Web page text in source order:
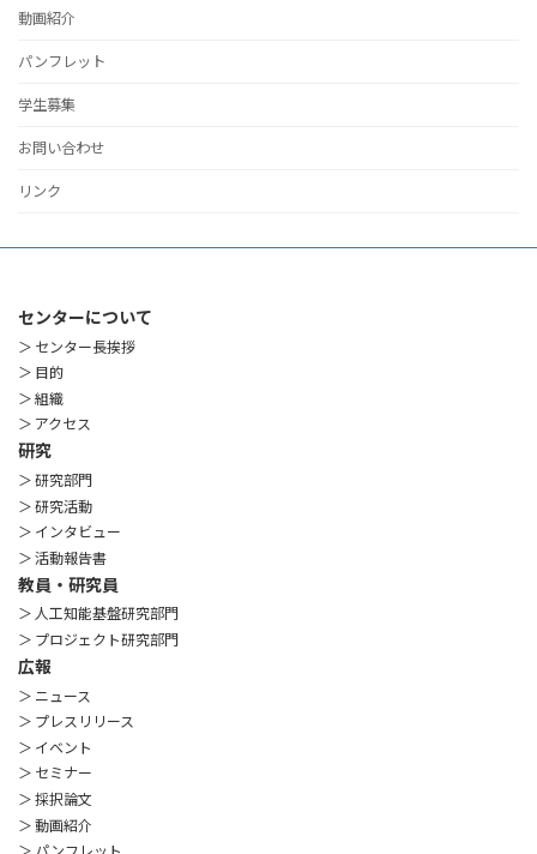
動画紹介
パンフレット
学生募集
お問い合わせ
リンク
センターについて
＞ センター長挨拶
＞ 目的
＞ 組織
＞ アクセス
研究
＞ 研究部門
＞ 研究活動
＞ インタビュー
＞ 活動報告書
教員・研究員
＞ 人工知能基盤研究部門
＞ プロジェクト研究部門
広報
＞ ニュース
＞ プレスリリース
＞ イベント
＞ セミナー
＞ 採択論文
＞ 動画紹介